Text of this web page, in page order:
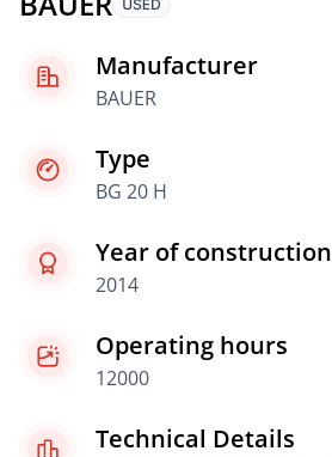
Manufacturer
BAUER
Type
BG 20 H
Year of construction
2014
Operating hours
12000
Technical Details